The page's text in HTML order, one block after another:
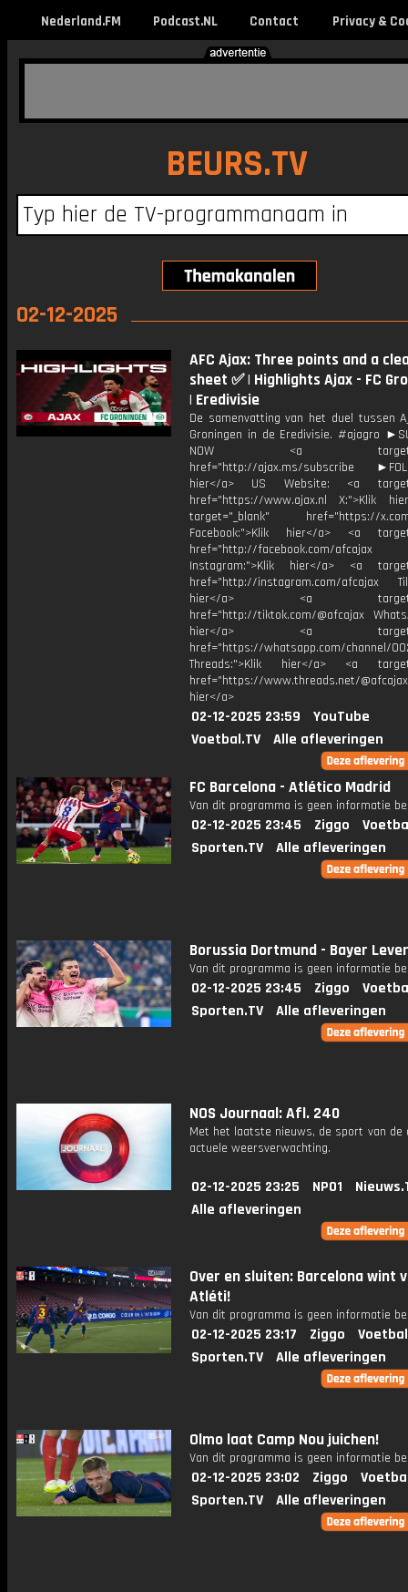
Nederland.FM Podcast.NL Contact Privacy &
BEURS.TV
02-12-2025
AFC Ajax: Three points and a
sheet ✅ | Highlights Ajax - FC
| Eredivisie
De samenvatting van het duel tussen
Groningen in de Eredivisie. #ajagro
NOW <a
href="http://ajax.ms/subscribe
hier</a> US Website: <a
href="https://www.ajax.nl X:">Klik
target="_blank" href="https://x.com/
Facebook:">Klik hier</a> <a
href="http://facebook.com/afcajax
Instagram:">Klik hier</a> <a
href="http://instagram.com/afcajax
hier</a> <a
href="http://tiktok.com/@afcajax
hier</a> <a
href="https://whatsapp.com/channel/
Threads:">Klik hier</a> <a
href="https://www.threads.net/
hier</a>
02-12-2025 23:59
YouTube
Voetbal.TV
Alle afleveringen
FC Barcelona - Atlético Madrid
Van dit programma is geen informatie
02-12-2025 23:45 Ziggo
Sporten.TV
Alle afleveringen
Borussia Dortmund - Bayer
Van dit programma is geen informatie
02-12-2025 23:45 Ziggo
Sporten.TV
Alle afleveringen
NOS Journaal: Afl. 240
Met het laatste nieuws, de sport van de
actuele weersverwachting.
02-12-2025 23:25 NPO1
Alle afleveringen
Over en sluiten: Barcelona wint
Atléti!
Van dit programma is geen informatie
02-12-2025 23:17 Ziggo
Sporten.TV
Alle afleveringen
Olmo laat Camp Nou juichen!
Van dit programma is geen informatie
02-12-2025 23:02 Ziggo
Sporten.TV
Alle afleveringen